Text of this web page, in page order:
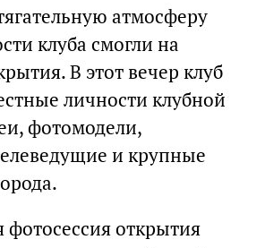
атмосферу
клуба смогли на
В этот вечер клуб
личности клубной
фотомодели,
и крупные
фотосессия открытия